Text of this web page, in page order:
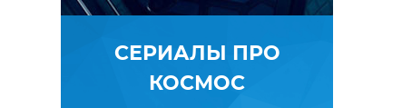
СЕРИАЛЫ ПРО
КОСМОС